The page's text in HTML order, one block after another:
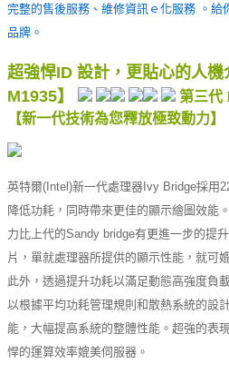
完整的售後服務、維修資訊ｅ化服務 。給
品牌。
超強悍ID 設計，更貼心的人
M1935】
第三代
【新一代技術為您釋放極致動力】
英特爾(Intel)新一代處理器Ivy Bridge採用
降低功耗，同時帶來更佳的顯示繪圖效能
力比上代的Sandy bridge有更進一步的提
片，單就處理器所提供的顯示性能，就可
此外，透過提升功耗以滿足動態高強度負
以根據平均功耗管理規則和散熱系統的設
能，大幅提高系統的整體性能。超強的表
悍的運算效率媲美伺服器。